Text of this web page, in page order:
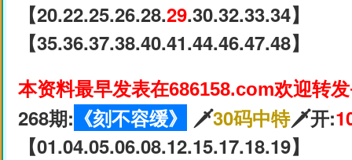
【20.22.25.26.28.29.30.32.33.34】
【35.36.37.38.40.41.44.46.47.48】
本资料最早发表在686158.com欢迎转
268期: 《刻不容缓》 🗡30码中特🗡开:
【01.04.05.06.08.12.15.17.18.19】